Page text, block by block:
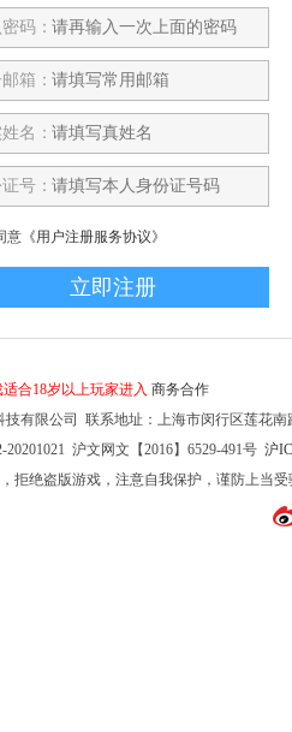
码：
箱：
名：
号：
意 《用户注册服务协议》
合18岁以上玩家进入 商务合作
技有限公司 联系地址：上海市闵行区莲花南
沪文网文【2016】6529-491号 沪
拒绝盗版游戏，注意自我保护，谨防上当